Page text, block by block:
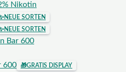
Nikotin
NEUE SORTEN
NEUE SORTEN
Bar 600
600
🎁GRATIS DISPLAY